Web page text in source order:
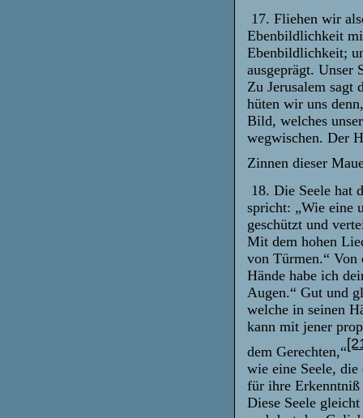
17. Fliehen wir
Ebenbildlichkeit
Ebenbildlichkeit;
ausgeprägt. Unser
Zu Jerusalem sagt
hüten wir uns
Bild, welches
wegwischen. Der
Zinnen dieser
18. Die Seele hat
spricht: „Wie eine
geschützt und
Mit dem hohen
von Türmen.“ Von
Hände habe ich
Augen.“ Gut und
welche in seinen
kann mit jener
dem Gerechten,“
wie eine Seele,
für ihre
Diese Seele